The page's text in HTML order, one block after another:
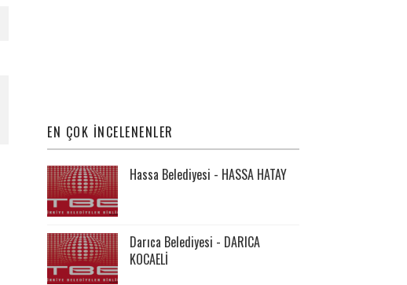
EN ÇOK İNCELENENLER
Hassa Belediyesi - HASSA HATAY
Darıca Belediyesi - DARICA
KOCAELİ